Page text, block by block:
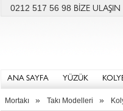
0212 517 56 98 BİZE ULAŞIN
ANA SAYFA YÜZÜK
Mortakı » Takı Modelleri »